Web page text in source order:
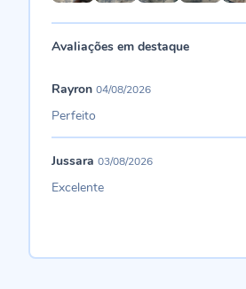
Avaliações em destaque
Rayron 04/08/2026
Perfeito
Jussara 03/08/2026
Excelente